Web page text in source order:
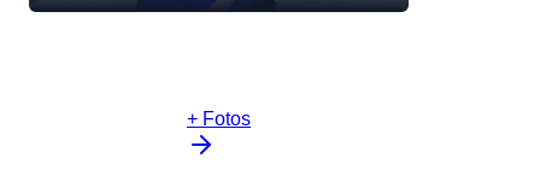
+ Fotos